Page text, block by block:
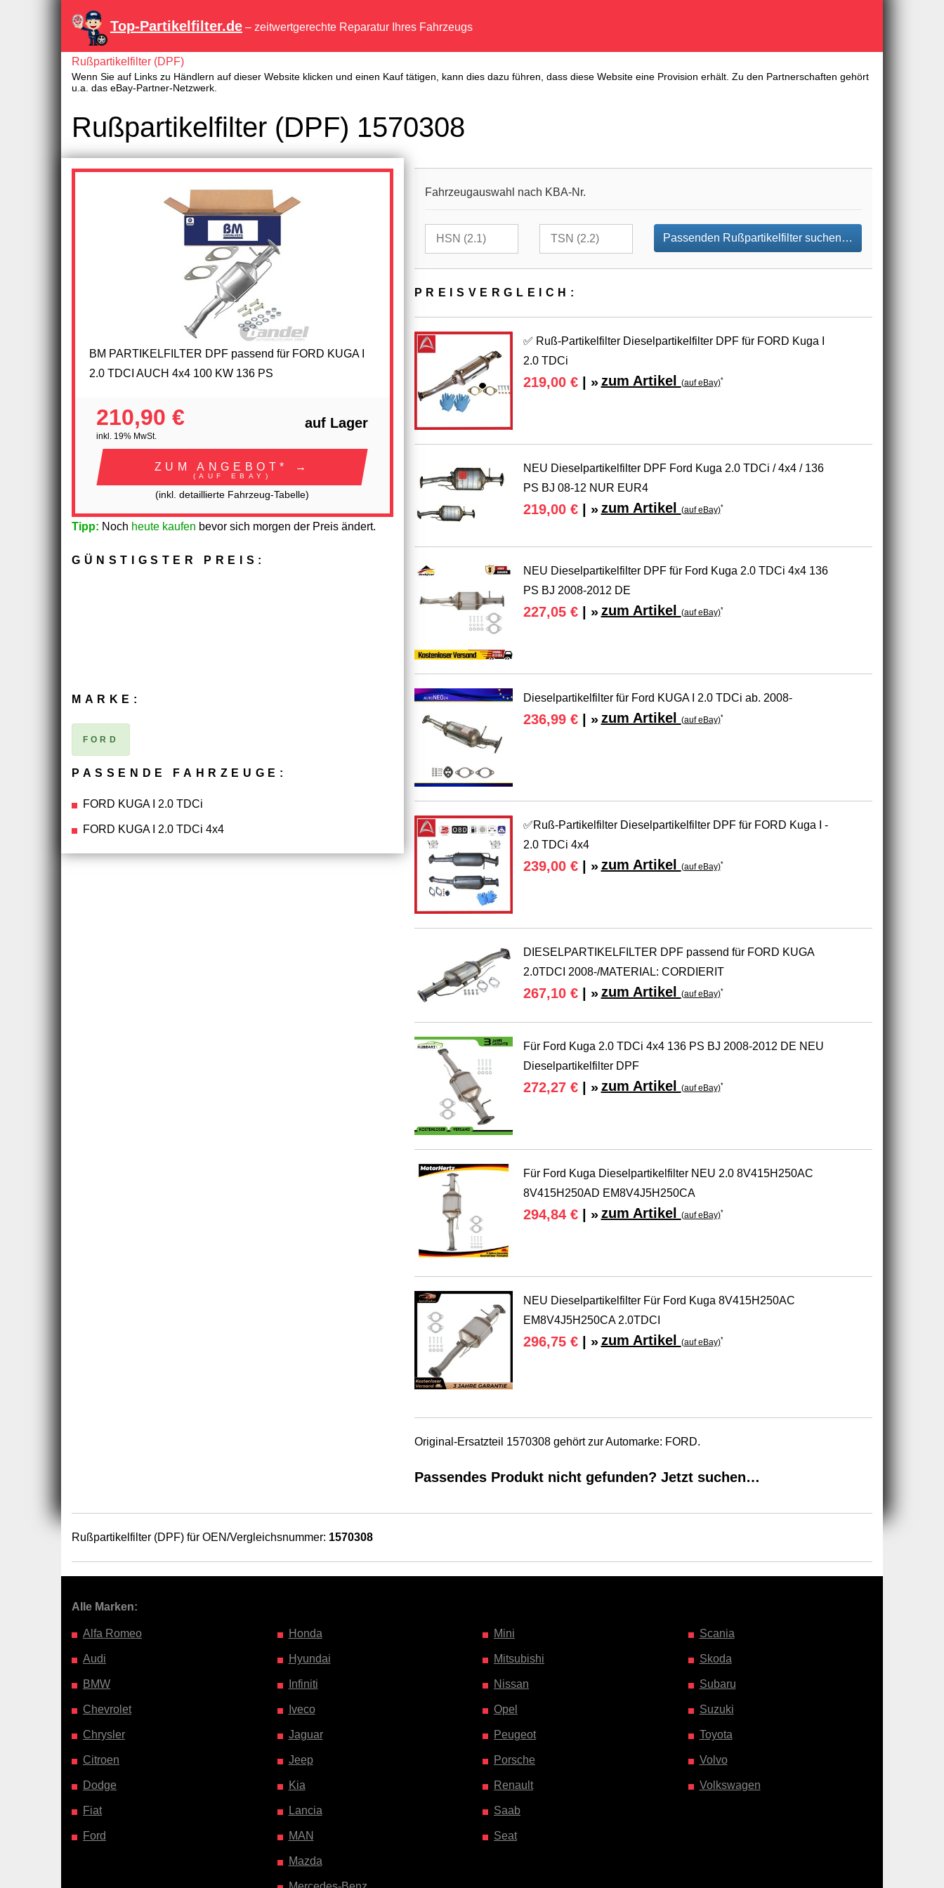
Top-Partikelfilter.de – zeitwertgerechte Reparatur Ihres Fahrzeugs
Rußpartikelfilter (DPF)
Wenn Sie auf Links zu Händlern auf dieser Website klicken und einen Kauf tätigen, kann dies dazu führen, dass diese Website eine Provision erhält. Zu den Partnerschaften gehört
u.a. das eBay-Partner-Netzwerk.
Rußpartikelfilter (DPF) 1570308
BM PARTIKELFILTER DPF passend für FORD KUGA I
2.0 TDCI AUCH 4x4 100 KW 136 PS
210,90 €
inkl. 19% MwSt.
auf Lager
ZUM ANGEBOT* →
(AUF EBAY)
(inkl. detaillierte Fahrzeug-Tabelle)
Tipp: Noch heute kaufen bevor sich morgen der Preis ändert.
GÜNSTIGSTER PREIS:
MARKE:
FORD
PASSENDE FAHRZEUGE:
FORD KUGA I 2.0 TDCi
FORD KUGA I 2.0 TDCi 4x4
Fahrzeugauswahl nach KBA-Nr.
Passenden Rußpartikelfilter suchen…
PREIS­VER­GLEICH:
✅ Ruß-Partikelfilter Dieselpartikelfilter DPF für FORD Kuga I
2.0 TDCi
219,00 €| » zum Artikel (auf eBay)*
NEU Dieselpartikelfilter DPF Ford Kuga 2.0 TDCi / 4x4 / 136
PS BJ 08-12 NUR EUR4
219,00 €| » zum Artikel (auf eBay)*
NEU Dieselpartikelfilter DPF für Ford Kuga 2.0 TDCi 4x4 136
PS BJ 2008-2012 DE
227,05 €| » zum Artikel (auf eBay)*
Dieselpartikelfilter für Ford KUGA I 2.0 TDCi ab. 2008-
236,99 €| » zum Artikel (auf eBay)*
✅Ruß-Partikelfilter Dieselpartikelfilter DPF für FORD Kuga I -
2.0 TDCi 4x4
239,00 €| » zum Artikel (auf eBay)*
DIESELPARTIKELFILTER DPF passend für FORD KUGA
2.0TDCI 2008-/MATERIAL: CORDIERIT
267,10 €| » zum Artikel (auf eBay)*
Für Ford Kuga 2.0 TDCi 4x4 136 PS BJ 2008-2012 DE NEU
Dieselpartikelfilter DPF
272,27 €| » zum Artikel (auf eBay)*
Für Ford Kuga Dieselpartikelfilter NEU 2.0 8V415H250AC
8V415H250AD EM8V4J5H250CA
294,84 €| » zum Artikel (auf eBay)*
NEU Dieselpartikelfilter Für Ford Kuga 8V415H250AC
EM8V4J5H250CA 2.0TDCI
296,75 €| » zum Artikel (auf eBay)*
Original-Ersatzteil 1570308 gehört zur Automarke: FORD.
Passendes Produkt nicht gefunden? Jetzt suchen…
Rußpartikelfilter (DPF) für OEN/Vergleichsnummer: 1570308
Alle Marken:
Alfa Romeo
Audi
BMW
Chevrolet
Chrysler
Citroen
Dodge
Fiat
Ford
Honda
Hyundai
Infiniti
Iveco
Jaguar
Jeep
Kia
Lancia
MAN
Mazda
Mini
Mitsubishi
Nissan
Opel
Peugeot
Porsche
Renault
Saab
Seat
Scania
Skoda
Subaru
Suzuki
Toyota
Volvo
Volkswagen